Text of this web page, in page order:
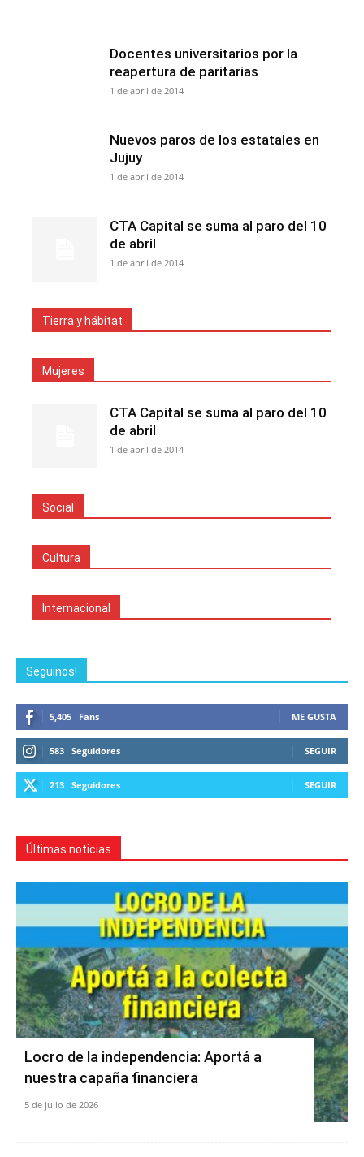
Docentes universitarios por la
reapertura de paritarias
1 de abril de 2014
Nuevos paros de los estatales en
Jujuy
1 de abril de 2014
CTA Capital se suma al paro del 10
de abril
1 de abril de 2014
Tierra y hábitat
Mujeres
CTA Capital se suma al paro del 10
de abril
1 de abril de 2014
Social
Cultura
Internacional
Seguinos!
5,405 Fans ME GUSTA
583 Seguidores SEGUIR
213 Seguidores SEGUIR
Últimas noticias
Locro de la independencia: Aportá a
nuestra capaña financiera
5 de julio de 2026